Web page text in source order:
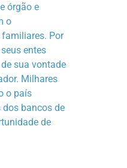
órgão e
o
Por
entes
sua vontade
Milhares
o país
bancos de
de